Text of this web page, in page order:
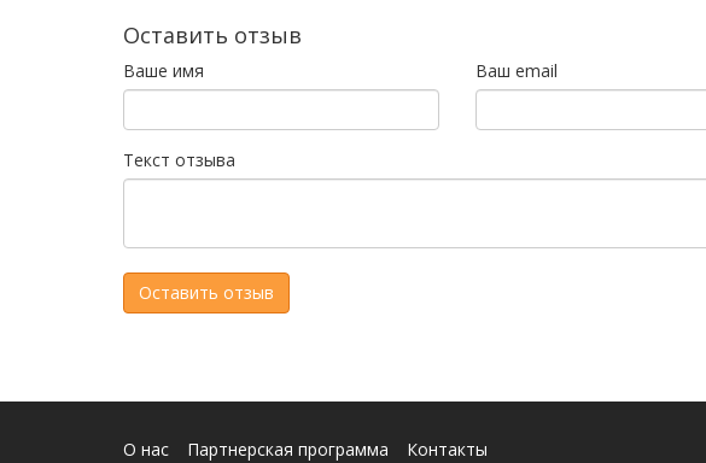
Оставить отзыв
Ваше имя Ваш email
Текст отзыва
О нас Партнерская программа Контакты